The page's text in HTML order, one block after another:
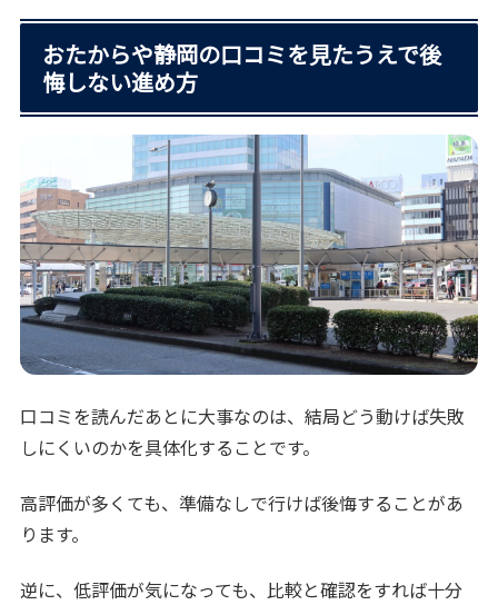
おたからや静岡の口コミを見たうえで後
悔しない進め方
口コミを読んだあとに大事なのは、結局どう動けば失敗
しにくいのかを具体化することです。
高評価が多くても、準備なしで行けば後悔することがあ
ります。
逆に、低評価が気になっても、比較と確認をすれば十分